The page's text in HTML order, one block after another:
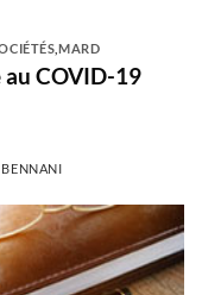
MARD
au COVID-19
BENNANI